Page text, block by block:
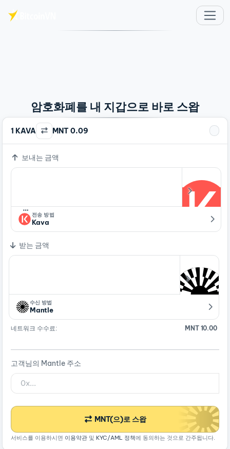
암호화폐를 내 지갑으로 바로 스왑
1 KAVA MNT 0.09
보내는 금액
…
전송 방법
Kava
받는 금액
수신 방법
Mantle
네트워크 수수료: MNT 10.00
고객님의 Mantle 주소
MNT(으)로 스왑
서비스를 이용하시면 이용약관 및 KYC/AML 정책에 동의하는 것으로 간주됩니다.